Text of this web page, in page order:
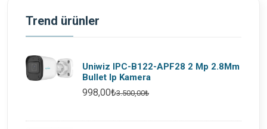
Trend ürünler
Uniwiz IPC-B122-APF28 2 Mp 2.8Mm
Bullet Ip Kamera
998,00₺3.500,00₺